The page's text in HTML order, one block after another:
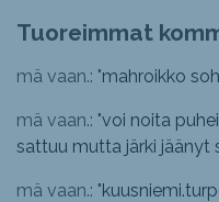
Tuoreimmat
mä vaan.: "mahroikko
mä vaan.: "voi noita
sattuu mutta järki jäänyt
mä vaan.: "